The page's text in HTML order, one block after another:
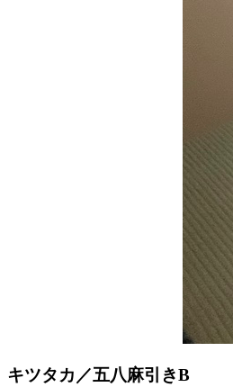
キツタカ／五八麻引きB